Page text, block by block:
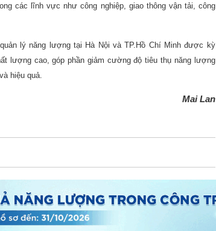
các lĩnh vực như công nghiệp, giao thông vận tải, công
lý năng lượng tại Hà Nội và TP.Hồ Chí Minh được kỳ
lượng cao, góp phần giảm cường độ tiêu thụ năng lượng
hiệu quả.
Mai Lan